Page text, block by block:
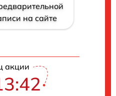
на сайте
акции